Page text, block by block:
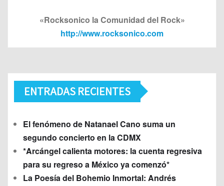
«Rocksonico la Comunidad del Rock»
http://www.rocksonico.com
ENTRADAS RECIENTES
El fenómeno de Natanael Cano suma un
segundo concierto en la CDMX
*Arcángel calienta motores: la cuenta regresiva
para su regreso a México ya comenzó*
La Poesía del Bohemio Inmortal: Andrés